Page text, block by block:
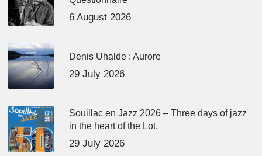
6 August 2026
Denis Uhalde : Aurore
29 July 2026
Souillac en Jazz 2026 – Three days of jazz
in the heart of the Lot.
29 July 2026